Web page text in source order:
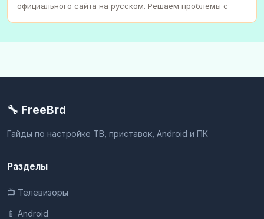
официального сайта на русском. Решаем проблемы с
🔧 FreeBrd
Гайды по настройке ТВ, приставок, Android и ПК
Разделы
📺 Телевизоры
📱 Android